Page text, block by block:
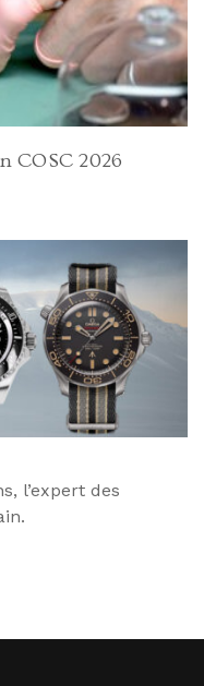
COSC 2026
l’expert des